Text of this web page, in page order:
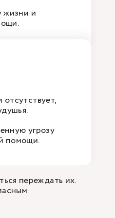
жизни и
угрозу
помощи.
переждать их.